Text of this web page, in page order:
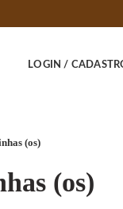
LOGIN /
(os)
(os)